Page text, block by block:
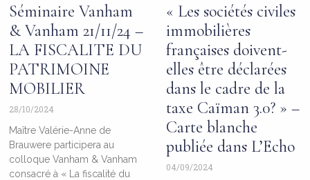
Séminaire Vanham
& Vanham 21/11/24 –
LA FISCALITE DU
PATRIMOINE
MOBILIER
28/10/2024
Maître Valérie-Anne de
Brauwere participera au
colloque Vanham & Vanham
consacré à « La fiscalité du
« Les sociétés civiles
immobilières
françaises doivent-
elles être déclarées
dans le cadre de la
taxe Caïman 3.0? » –
Carte blanche
publiée dans L’Echo
04/09/2024